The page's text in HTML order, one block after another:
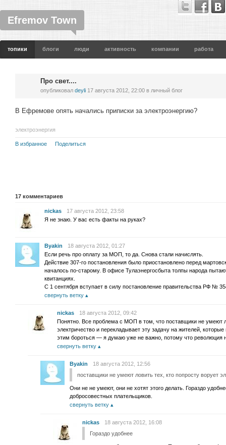
Efremov Town
топики блоги люди активность компании работа
Про свет....
опубликовал deyli 17 августа 2012, 22:00 в личный блог
В Ефремове опять начались приписки за электроэнергию?
электроэнергия
В избранное Поделиться
17 комментариев
nickas
17 августа 2012, 23:58
Я не знаю. У вас есть факты на руках?
Byakin
18 августа 2012, 01:27
Если речь про оплату за МОП, то да. Снова стали начислять.
Действие 307-го постановления было приостановлено перед
началось по-старому. В офисе Тулаэнергосбыта толпы народа
квитанциях.
С 1 сентября вступает в силу постановление правительства РФ №
свернуть ветку
nickas
18 августа 2012, 09:42
Понятно. Все проблема с МОП в том, что поставщики не умеют
электричество и перекладывает эту задачу на жителей, которые
этим бороться — я думаю уже не важно, потому что революция
свернуть ветку
Byakin
18 августа 2012, 12:56
поставщики не умеют ловить тех, кто попросту ворует
Они не не умеют, они не хотят этого делать. Гораздо
добросовестных плательщиков.
свернуть ветку
nickas
18 августа 2012, 16:08
Гораздо удобнее